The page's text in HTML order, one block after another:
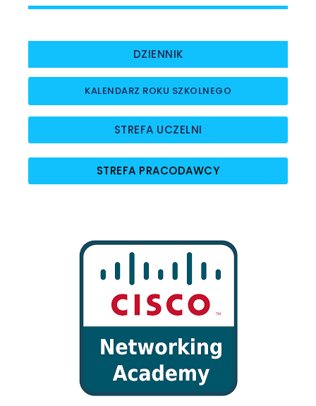
DZIENNIK
KALENDARZ ROKU SZKOLNEGO
STREFA UCZELNI
STREFA PRACODAWCY